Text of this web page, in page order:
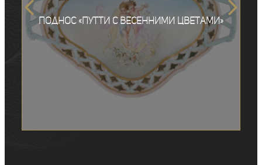
Поднос «Путти с весенними цветами»